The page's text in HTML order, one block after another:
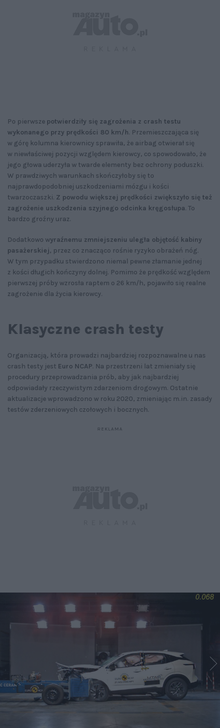
Po pierwsze potwierdziły się zagrożenia z crash testu
wykonanego przy prędkości 80 km/h. Przemieszczająca się
w górę kolumna kierownicy sprawiła, że airbag otwierał się
w niewłaściwej pozycji względem kierowcy, co spowodowało, że
jego głowa uderzyła w twarde elementy bez ochrony poduszki.
W prawdziwych warunkach skończyłoby się to
najprawdopodobniej uszkodzeniami mózgu i kości
twarzoczaszki. Z powodu większej prędkości zwiększyło się też
zagrożenie uszkodzenia szyjnego odcinka kręgosłupa. To
bardzo groźny uraz.
Dodatkowo wyraźnemu zmniejszeniu uległa objętość kabiny
pasażerskiej, przez co znacząco rośnie ryzyko obrażeń nóg.
W tym przypadku stwierdzono niemal pewne złamanie jednej
z kości długich kończyny dolnej. Pomimo że prędkość względem
pierwszej próby wzrosła raptem o 26 km/h, pojawiło się realne
zagrożenie dla życia kierowcy.
Klasyczne crash testy
Organizacją, która prowadzi najbardziej rozpoznawalne u nas
crash testy jest Euro NCAP. Na przestrzeni lat zmieniały się
procedury przeprowadzania prób, aby jak najbardziej
odpowiadały rzeczywistym zdarzeniom drogowym. Ostatnie
aktualizacje wprowadzono w roku 2020, zmieniając m.in. zasady
testów zderzeniowych czołowych i bocznych.